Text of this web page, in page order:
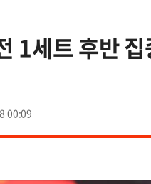
1세트 후반
00:09